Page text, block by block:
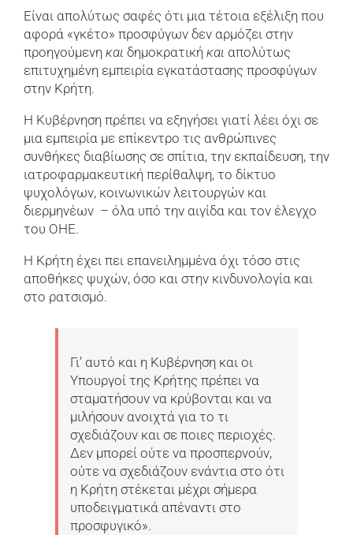
Είναι απολύτως σαφές ότι μια τέτοια εξέλιξη που
αφορά «γκέτο» προσφύγων δεν αρμόζει στην
προηγούμενη και δημοκρατική και απολύτως
επιτυχημένη εμπειρία εγκατάστασης προσφύγων
στην Κρήτη.
Η Κυβέρνηση πρέπει να εξηγήσει γιατί λέει όχι σε
μια εμπειρία με επίκεντρο τις ανθρώπινες
συνθήκες διαβίωσης σε σπίτια, την εκπαίδευση, την
ιατροφαρμακευτική περίθαλψη, το δίκτυο
ψυχολόγων, κοινωνικών λειτουργών και
διερμηνέων – όλα υπό την αιγίδα και τον έλεγχο
του ΟΗΕ.
Η Κρήτη έχει πει επανειλημμένα όχι τόσο στις
αποθήκες ψυχών, όσο και στην κινδυνολογία και
στο ρατσισμό.
Γι’ αυτό και η Κυβέρνηση και οι
Υπουργοί της Κρήτης πρέπει να
σταματήσουν να κρύβονται και να
μιλήσουν ανοιχτά για το τι
σχεδιάζουν και σε ποιες περιοχές.
Δεν μπορεί ούτε να προσπερνούν,
ούτε να σχεδιάζουν ενάντια στο ότι
η Κρήτη στέκεται μέχρι σήμερα
υποδειγματικά απέναντι στο
προσφυγικό».